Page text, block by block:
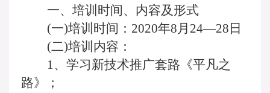
一、培训时间、内容及形式
(一)培训时间：2020年8月24—28日
(二)培训内容：
1、学习新技术推广套路《平凡之
路》；